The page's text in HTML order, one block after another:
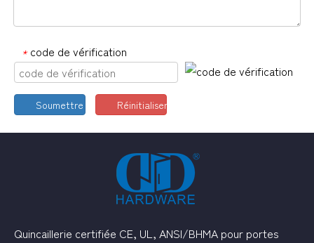
* code de vérification
Soumettre Réinitialiser
Quincaillerie certifiée CE, UL, ANSI/BHMA pour portes